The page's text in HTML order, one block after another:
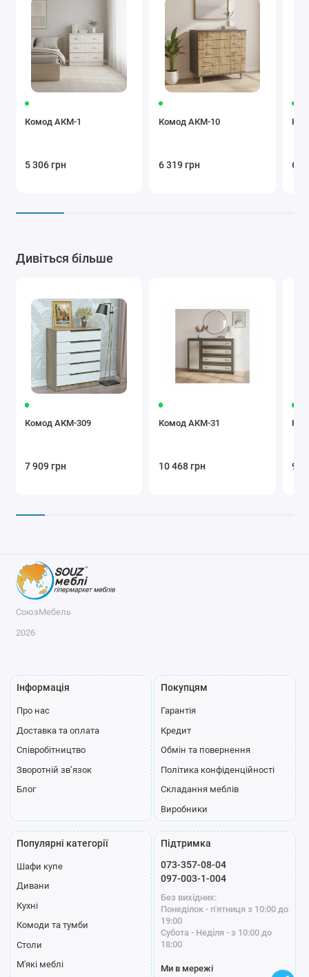
Комод АКМ-1
5 306 грн
Комод АКМ-10
6 319 грн 6
Дивіться більше
Комод АКМ-309
7 909 грн
Комод АКМ-31
10 468 грн 9
СоюзМебель
2026
Інформація
Про нас
Доставка та оплата
Співробітництво
Зворотній зв’язок
Блог
Покупцям
Гарантія
Кредит
Обмін та повернення
Політика конфіденційності
Складання меблів
Виробники
Популярні категорії
Шафи купе
Дивани
Кухні
Комоди та тумби
Столи
М'які меблі
Підтримка
073-357-08-04
097-003-1-004
Без вихідних:
Понеділок - п'ятниця з 10:00 до
19:00
Субота - Неділя - з 10:00 до
18:00
Ми в мережі